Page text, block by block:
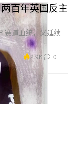
百年英国反主
赛道血统，又延续
2.9K 0